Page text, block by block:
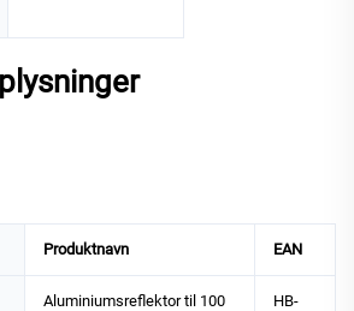
Produktnavn EAN
Aluminiumsreflektor til 100
HB-